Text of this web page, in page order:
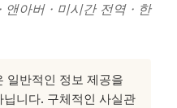
앤아버 · 미시간 전역 · 한
반적인 정보 제공을
니다. 구체적인 사실관